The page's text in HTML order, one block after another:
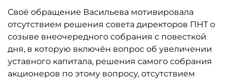
Своё обращение Васильева мотивировала
отсутствием решения совета директоров ПНТ о
созыве внеочередного собрания с повесткой
дня, в которую включён вопрос об увеличении
уставного капитала, решения самого собрания
акционеров по этому вопросу, отсутствием